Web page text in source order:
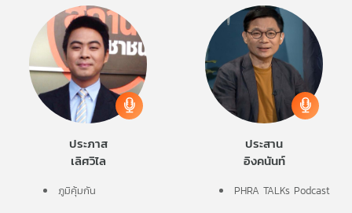
ประภาส
เลิศวิไล
ภูมิคุ้มกัน
ประสาน
อิงคนันท์
PHRA TALKs Podcast